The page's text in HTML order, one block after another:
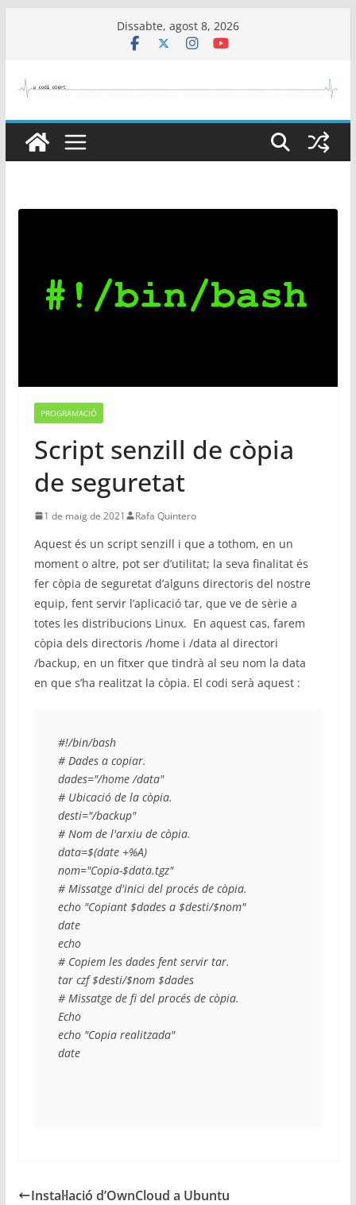
Dissabte, agost 8, 2026
PROGRAMACIÓ
Script senzill de còpia
de seguretat
1 de maig de 2021 Rafa Quintero
Aquest és un script senzill i que a tothom, en un
moment o altre, pot ser d’utilitat; la seva finalitat és
fer còpia de seguretat d’alguns directoris del nostre
equip, fent servir l’aplicació tar, que ve de sèrie a
totes les distribucions Linux. En aquest cas, farem
còpia dels directoris /home i /data al directori
/backup, en un fitxer que tindrà al seu nom la data
en que s’ha realitzat la còpia. El codi serà aquest :
#!/bin/bash
# Dades a copiar.
dades="/home /data"
# Ubicació de la còpia.
desti="/backup"
# Nom de l'arxiu de còpia.
data=$(date +%A)
nom="Copia-$data.tgz"
# Missatge d'inici del procés de còpia.
echo "Copiant $dades a $desti/$nom"
date
echo
# Copiem les dades fent servir tar.
tar czf $desti/$nom $dades
# Missatge de fi del procés de còpia.
Echo
echo "Copia realitzada"
date
Instal·lació d’OwnCloud a Ubuntu